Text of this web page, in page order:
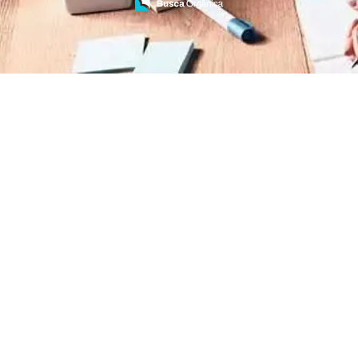
Treinamento de Brigada de Incêndio
Treinamento de Brigada de Incêndio Valor
Treinamento de Brigadista de Incêndio
Treinamento de Combate a Incêndio NR 23